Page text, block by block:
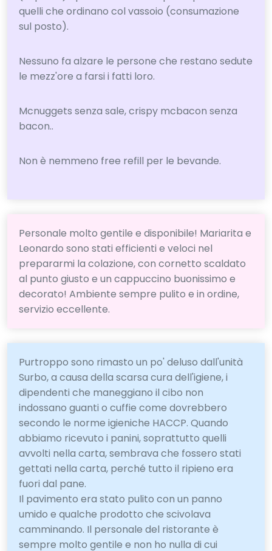
quelli che ordinano col vassoio (consumazione
sul posto).
Nessuno fa alzare le persone che restano sedute
le mezz'ore a farsi i fatti loro.
Mcnuggets senza sale, crispy mcbacon senza
bacon..
Non è nemmeno free refill per le bevande.
Personale molto gentile e disponibile! Mariarita e
Leonardo sono stati efficienti e veloci nel
prepararmi la colazione, con cornetto scaldato
al punto giusto e un cappuccino buonissimo e
decorato! Ambiente sempre pulito e in ordine,
servizio eccellente.
Purtroppo sono rimasto un po' deluso dall'unità
Surbo, a causa della scarsa cura dell'igiene, i
dipendenti che maneggiano il cibo non
indossano guanti o cuffie come dovrebbero
secondo le norme igieniche HACCP. Quando
abbiamo ricevuto i panini, soprattutto quelli
avvolti nella carta, sembrava che fossero stati
gettati nella carta, perché tutto il ripieno era
fuori dal pane.
Il pavimento era stato pulito con un panno
umido e qualche prodotto che scivolava
camminando. Il personale del ristorante è
sempre molto gentile e non ho nulla di cui